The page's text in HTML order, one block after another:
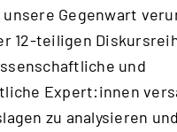
Gegenwart
12-teiligen
und
Expert:innen
zu analysieren und